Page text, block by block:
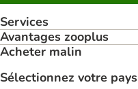
Services
Avantages zooplus
Acheter malin
Sélectionnez votre pays